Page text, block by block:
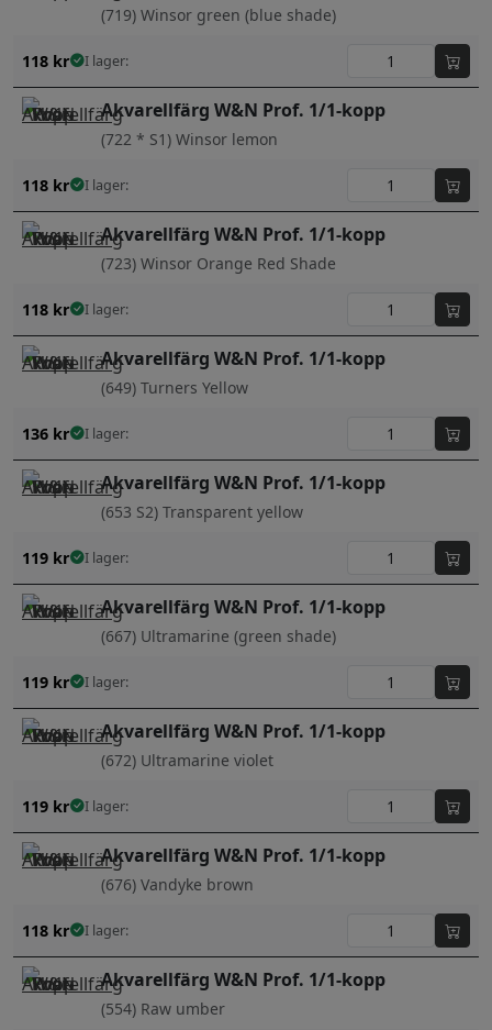
(719) Winsor green (blue shade)
118 kr I lager:
Akvarellfärg W&N Prof. 1/1-kopp
(722 * S1) Winsor lemon
118 kr I lager:
Akvarellfärg W&N Prof. 1/1-kopp
(723) Winsor Orange Red Shade
118 kr I lager:
Akvarellfärg W&N Prof. 1/1-kopp
(649) Turners Yellow
136 kr I lager:
Akvarellfärg W&N Prof. 1/1-kopp
(653 S2) Transparent yellow
119 kr I lager:
Akvarellfärg W&N Prof. 1/1-kopp
(667) Ultramarine (green shade)
119 kr I lager:
Akvarellfärg W&N Prof. 1/1-kopp
(672) Ultramarine violet
119 kr I lager:
Akvarellfärg W&N Prof. 1/1-kopp
(676) Vandyke brown
118 kr I lager:
Akvarellfärg W&N Prof. 1/1-kopp
(554) Raw umber